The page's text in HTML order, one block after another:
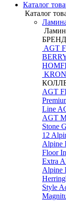
Каталог
Каталог
AGT
AGT
Line
AGT
Stone
12
Alpine
Floor
Extra
Alpine
Style